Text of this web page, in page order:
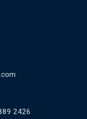
2426